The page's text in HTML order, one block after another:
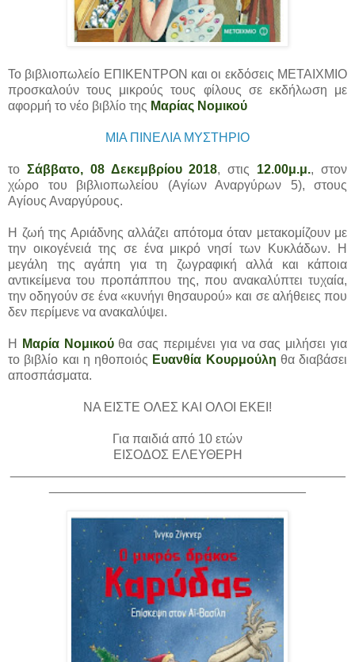
Το βιβλιοπωλείο ΕΠΙΚΕΝΤΡΟΝ και οι εκδόσεις ΜΕΤΑΙΧΜΙΟ
προσκαλούν τους μικρούς τους φίλους σε εκδήλωση με
αφορμή το νέο βιβλίο της Μαρίας Νομικού
ΜΙΑ ΠΙΝΕΛΙΑ ΜΥΣΤΗΡΙΟ
το Σάββατο, 08 Δεκεμβρίου 2018, στις 12.00μ.μ., στον
χώρο του βιβλιοπωλείου (Αγίων Αναργύρων 5), στους
Αγίους Αναργύρους.
Η ζωή της Αριάδνης αλλάζει απότομα όταν μετακομίζουν με
την οικογένειά της σε ένα μικρό νησί των Κυκλάδων. Η
μεγάλη της αγάπη για τη ζωγραφική αλλά και κάποια
αντικείμενα του προπάππου της, που ανακαλύπτει τυχαία,
την οδηγούν σε ένα «κυνήγι θησαυρού» και σε αλήθειες που
δεν περίμενε να ανακαλύψει.
Η Μαρία Νομικούθα σας περιμένει για να σας μιλήσει για
το βιβλίο και η ηθοποιός Ευανθία Κουρμούλη θα διαβάσει
αποσπάσματα.
ΝΑ ΕΙΣΤΕ ΟΛΕΣ ΚΑΙ ΟΛΟΙ ΕΚΕΙ!
Για παιδιά από 10 ετών
ΕΙΣΟΔΟΣ ΕΛΕΥΘΕΡΗ